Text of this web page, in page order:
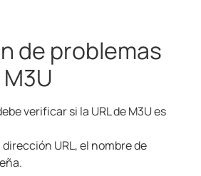
de problemas
verificar si la URL de M3U es
URL, el nombre de